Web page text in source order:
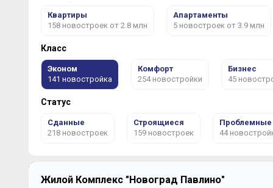
Квартиры
158 новостроек от 2.8 млн
Апартаменты
5 новостроек от 3.9 млн
Класс
Эконом
141 новостройка
Комфорт
254 новостройки
Бизнес
45
Статус
Сданные
218 новостроек
Строящиеся
159 новостроек
Проблемные
44
Жилой Комплекс "Новоград Павлино"